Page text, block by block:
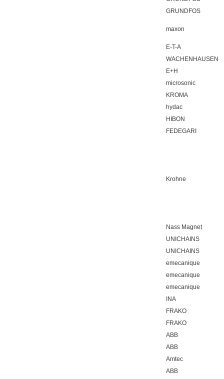
GRUNDFOS
maxon
E-T-A
WACHENHAUSEN
E+H
microsonic
KROMA
hydac
HIBON
FEDEGARI
Krohne
Nass Magnet
UNICHAINS
UNICHAINS
emecanique
emecanique
emecanique
INA
FRAKO
FRAKO
ABB
ABB
Amtec
ABB